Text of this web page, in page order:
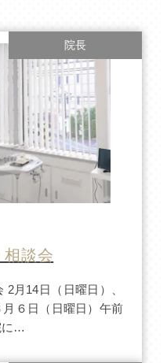
院長
相談会
月14日（日曜日）、
６日（日曜日）午前
に…